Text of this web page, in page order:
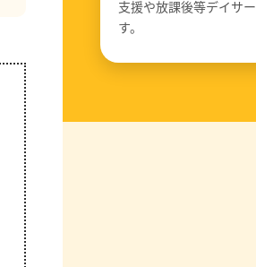
支援や放課後等デイサ
す。